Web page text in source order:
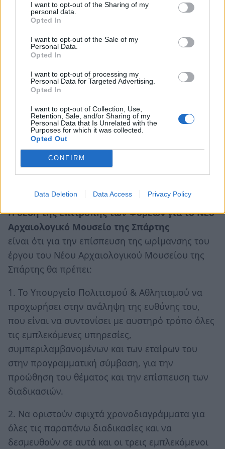
I want to opt-out of the Sharing of my
personal data.
Opted In
I want to opt-out of the Sale of my
Personal Data.
Opted In
I want to opt-out of processing my
Personal Data for Targeted Advertising.
Opted In
I want to opt-out of Collection, Use,
Retention, Sale, and/or Sharing of my
Personal Data that Is Unrelated with the
Purposes for which it was collected.
Opted Out
CONFIRM
Data Deletion Data Access Privacy Policy
απόφαση του Εφετείου, όπου έχουν προσφύγει
οι ιδιοκτήτες. Η διαδικασία αυτή δεν επηρεάζει
εκπόνηση των μελετών, δεδομένου ότι το
δικαστήριο θα αποφανθεί επί του ύψους της
αποζημίωσης και σε καμία περίπτωση δεν θα
αναιρέσει την απαλλοτρίωση.
6. Να υπάρξει η χρηματοδότηση εκ μέρους της
Περιφέρειας Πελοποννήσου για την εκπόνηση
του αρχιτεκτονικού διαγωνισμού και της
μελέτης.
7. Να εκπονηθούν τα τεύχη για την προκήρυξη
του αρχιτεκτονικού διαγωνισμού.
Η θέση της Επιτροπής των Φορέων για το Νέο
Αρχαιολογικό Μουσείο της Σπάρτης
είναι ότι για την επίσπευση της ωρίμανσης του
έργου του Νέου Αρχαιολογικού Μουσείου της
Σπάρτης θα πρέπει:
1. Το Υπουργείο Πολιτισμού & Αθλητισμού να
προχωρήσει στην ανάληψη της ευθύνης του,
που είναι να συντονίσει με αυστηρό τρόπο όλες
τις εμπλεκόμενες υπηρεσίες,
συμπεριλαμβανομένων και των εταίρων του
στην προγραμματική σύμβαση, για την
προώθηση του θέματος και την επίσπευση των
διαδικασιών.
2. Να οριστούν σφιχτά χρονοδιαγράμματα για
όλες τις παραπάνω διαδικασίες και να
δεσμευθούν σε αυτά και οι τρεις εμπλεκόμενοι